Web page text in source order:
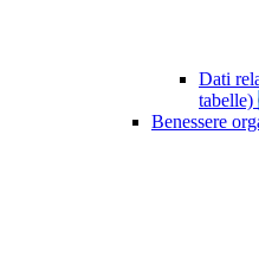
Dati
tabelle)
Benessere